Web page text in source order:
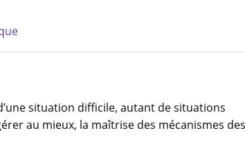
situation difficile, autant de situations
au mieux, la maîtrise des mécanismes des